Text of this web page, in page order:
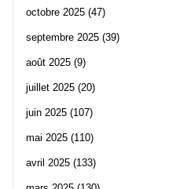
octobre 2025 (47)
septembre 2025 (39)
août 2025 (9)
juillet 2025 (20)
juin 2025 (107)
mai 2025 (110)
avril 2025 (133)